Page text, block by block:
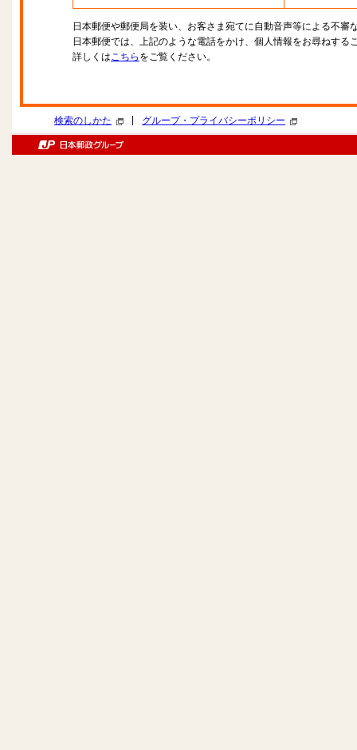
日本郵便や郵便局を装い、お客さま宛てに自動音声等による不審
日本郵便では、上記のような電話をかけ、個人情報をお尋ねする
詳しくはこちら をご覧ください。
検索のしかた グループ・プライバシーポリシー